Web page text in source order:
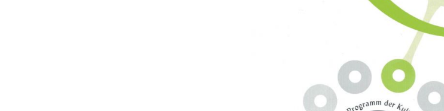
Melden Sie sich kostenlos für